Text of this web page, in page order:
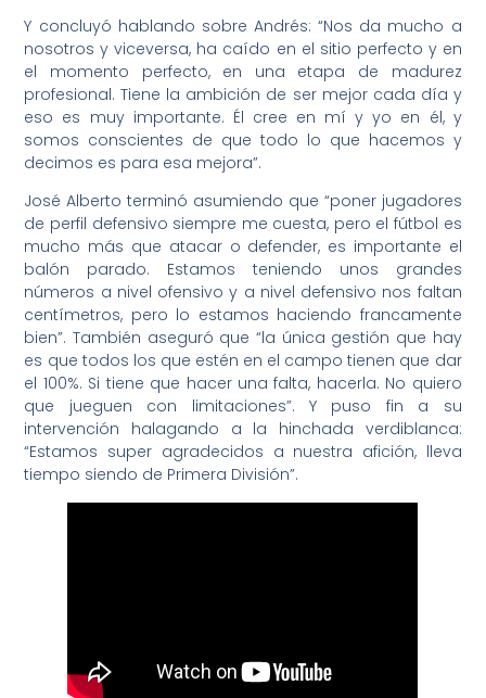
Y concluyó hablando sobre Andrés: “Nos da mucho a
nosotros y viceversa, ha caído en el sitio perfecto y en
el momento perfecto, en una etapa de madurez
profesional. Tiene la ambición de ser mejor cada día y
eso es muy importante. Él cree en mí y yo en él, y
somos conscientes de que todo lo que hacemos y
decimos es para esa mejora”.
José Alberto terminó asumiendo que “poner jugadores
de perfil defensivo siempre me cuesta, pero el fútbol es
mucho más que atacar o defender, es importante el
balón parado. Estamos teniendo unos grandes
números a nivel ofensivo y a nivel defensivo nos faltan
centímetros, pero lo estamos haciendo francamente
bien”. También aseguró que “la única gestión que hay
es que todos los que estén en el campo tienen que dar
el 100%. Si tiene que hacer una falta, hacerla. No quiero
que jueguen con limitaciones”. Y puso fin a su
intervención halagando a la hinchada verdiblanca:
“Estamos super agradecidos a nuestra afición, lleva
tiempo siendo de Primera División”.